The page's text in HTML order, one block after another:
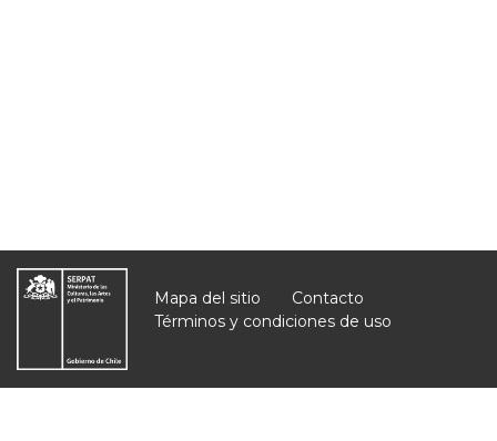
Mapa del sitio
Contacto
Términos y condiciones de uso